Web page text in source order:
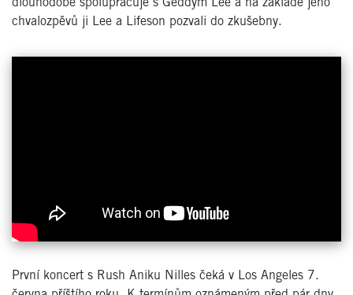
dlouhodobě spolupracuje s Geddym Lee a na základě jeho
chvalozpěvů ji Lee a Lifeson pozvali do zkušebny.
První koncert s Rush Aniku Nilles čeká v Los Angeles 7.